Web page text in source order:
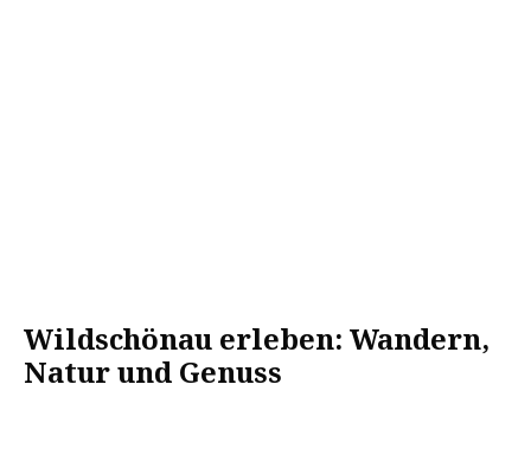
Wildschönau erleben: Wandern,
Natur und Genuss